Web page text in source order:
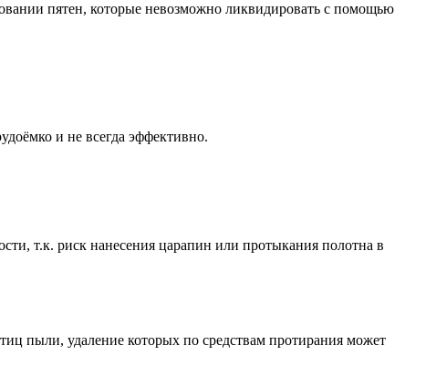
пятен, которые невозможно ликвидировать с помощью
и не всегда эффективно.
т.к. риск нанесения царапин или протыкания полотна в
пыли, удаление которых по средствам протирания может